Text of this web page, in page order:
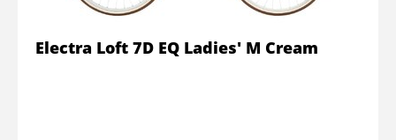
Electra Loft 7D EQ Ladies' M Cream